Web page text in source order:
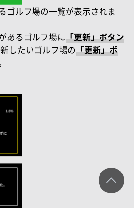
ゴルフ場の一覧が表示されま
あるゴルフ場に「更新」ボタン
したいゴルフ場の「更新」ボ